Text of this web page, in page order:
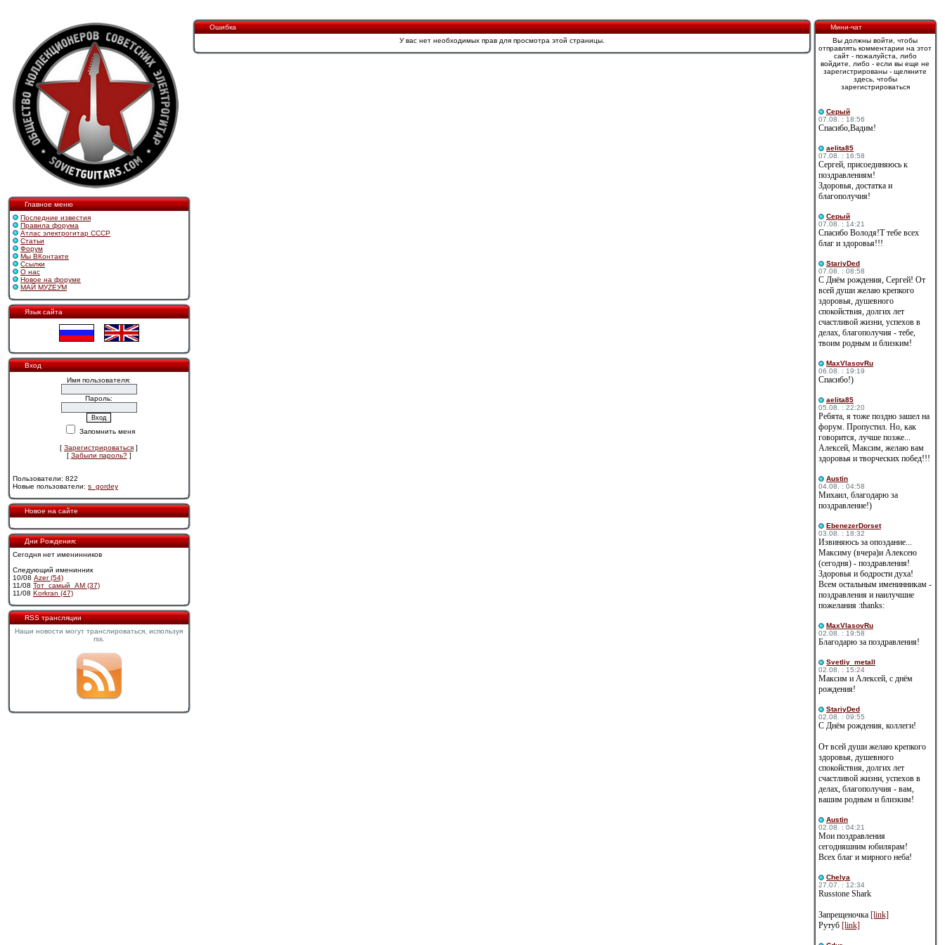
Главное меню
Последние известия
Правила форума
Атлас электрогитар СССР
Статьи
Форум
Мы ВКонтакте
Ссылки
О нас
Новое на форуме
МАЙ МУZЕУМ
Язык сайта
Вход
Имя пользователя:
Пароль:
Запомнить меня
[ Зарегистрироваться ]
[ Забыли пароль?]
Пользователи: 822
Новые пользователи: s_gordey
Новое на сайте
Дни Рождения:
Сегодня нет именинников
Следующий именинник
10/08 Azer (54)
11/08 Тот_самый_АМ (37)
11/08 Korkran (47)
RSS трансляции
Наши новости могут транслироваться, используя
rss.
Ошибка
У вас нет необходимых прав для просмотра этой страницы.
Мини-чат
Вы должны войти, чтобы
отправлять комментарии на этот
сайт - пожалуйста, либо
войдите, либо - если вы еще не
зарегистрированы - щелкните
здесь, чтобы
зарегистрироваться
Cерый
07.08. : 18:56
Спасибо,Вадим!
aelita85
07.08. : 16:58
Сергей, присоединяюсь к
поздравлениям!
Здоровья, достатка и
благополучия!
Cерый
07.08. : 14:21
Спасибо Володя!Т тебе всех
благ и здоровья!!!
StariyDed
07.08. : 08:58
С Днём рождения, Сергей! От
всей души желаю крепкого
здоровья, душевного
спокойствия, долгих лет
счастливой жизни, успехов в
делах, благополучия - тебе,
твоим родным и близким!
MaxVlasovRu
06.08. : 19:19
Спасибо!)
aelita85
05.08. : 22:20
Ребята, я тоже поздно зашел на
форум. Пропустил. Но, как
говорится, лучше позже...
Алексей, Максим, желаю вам
здоровья и творческих побед!!!
Austin
04.08. : 04:58
Михаил, благодарю за
поздравление!)
EbenezerDorset
03.08. : 18:32
Извиняюсь за опоздание...
Максиму (вчера)и Алексею
(сегодня) - поздравления!
Здоровья и бодрости духа!
Всем остальным именинникам -
поздравления и наилучшие
пожелания :thanks:
MaxVlasovRu
02.08. : 19:58
Благодарю за поздравления!
Svetliy_metall
02.08. : 15:24
Максим и Алексей, с днём
рождения!
StariyDed
02.08. : 09:55
С Днём рождения, коллеги!
От всей души желаю крепкого
здоровья, душевного
спокойствия, долгих лет
счастливой жизни, успехов в
делах, благополучия - вам,
вашим родным и близким!
Austin
02.08. : 04:21
Мои поздравления
сегодняшним юбилярам!
Всех благ и мирного неба!
Сhelya
27.07. : 12:34
Russtone Shark
Запрещеночка [link]
Рутуб [link]